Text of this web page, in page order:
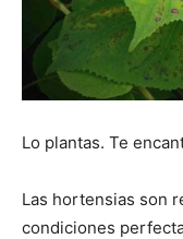
Lo plantas. Te
Las hortensias son
condiciones